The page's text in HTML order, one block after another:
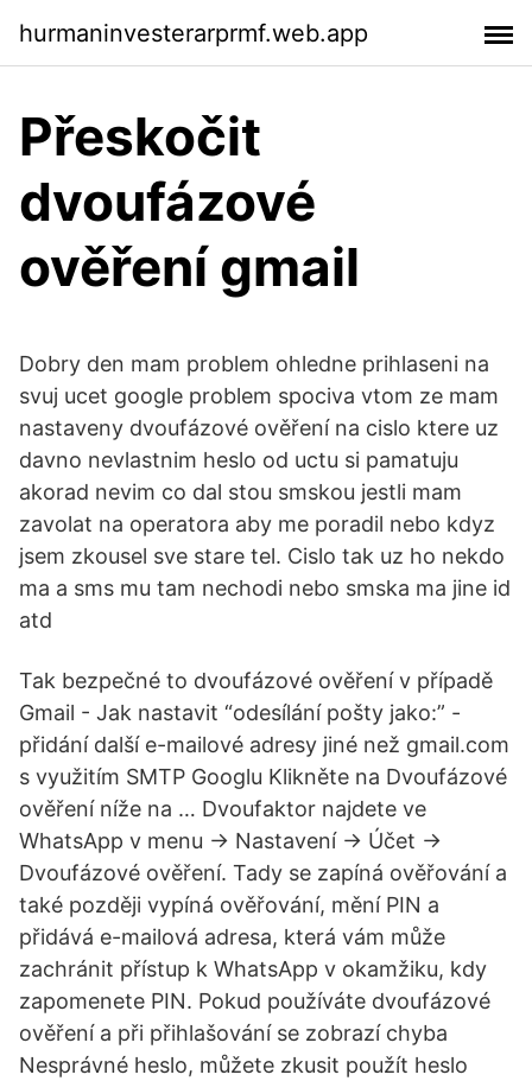
hurmaninvesterarprmf.web.app
Přeskočit
dvoufázové
ověření gmail
Dobry den mam problem ohledne prihlaseni na
svuj ucet google problem spociva vtom ze mam
nastaveny dvoufázové ověření na cislo ktere uz
davno nevlastnim heslo od uctu si pamatuju
akorad nevim co dal stou smskou jestli mam
zavolat na operatora aby me poradil nebo kdyz
jsem zkousel sve stare tel. Cislo tak uz ho nekdo
ma a sms mu tam nechodi nebo smska ma jine id
atd
Tak bezpečné to dvoufázové ověření v případě
Gmail - Jak nastavit “odesílání pošty jako:” -
přidání další e-mailové adresy jiné než gmail.com
s využitím SMTP Googlu Klikněte na Dvoufázové
ověření níže na … Dvoufaktor najdete ve
WhatsApp v menu -> Nastavení -> Účet ->
Dvoufázové ověření. Tady se zapíná ověřování a
také později vypíná ověřování, mění PIN a
přidává e-mailová adresa, která vám může
zachránit přístup k WhatsApp v okamžiku, kdy
zapomenete PIN. Pokud používáte dvoufázové
ověření a při přihlašování se zobrazí chyba
Nesprávné heslo, můžete zkusit použít heslo